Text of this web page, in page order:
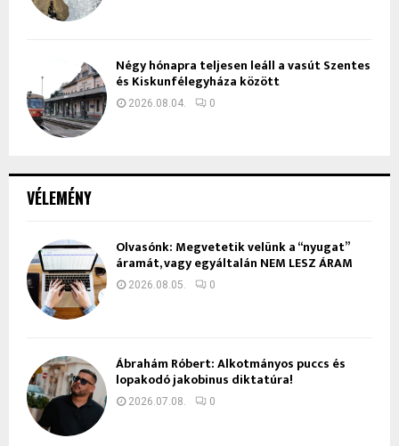
VÉLEMÉNY
Olvasónk: Megvetetik velünk a “nyugat”
áramát, vagy egyáltalán NEM LESZ ÁRAM
2026.08.05. 0
Ábrahám Róbert: Alkotmányos puccs és
lopakodó jakobinus diktatúra!
2026.07.08. 0
Négy hónapra teljesen leáll a vasút Szentes
és Kiskunfélegyháza között
2026.08.04. 0